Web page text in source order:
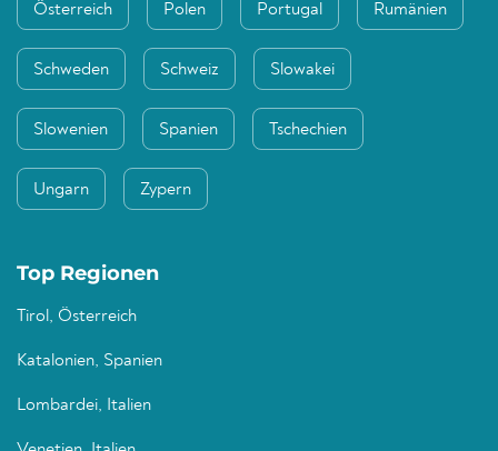
Österreich Polen Portugal Rumänien
Schweden Schweiz Slowakei
Slowenien Spanien Tschechien
Ungarn Zypern
Top Regionen
Tirol, Österreich
Katalonien, Spanien
Lombardei, Italien